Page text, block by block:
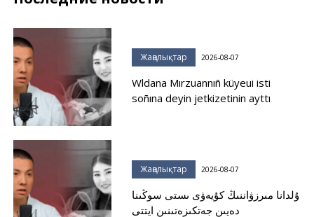
Жаңалықтар 2026-08-07
Wldana Mırzuannıñ küyeui isti
soñına deyin jetkizetinin ayttı
Жаңалықтар 2026-08-07
ۇلدانا مىرزۋاننىڭ كۇيەۋى ىستى سوڭىنا
دەيىن جەتكىزەتىنىن ايتتى